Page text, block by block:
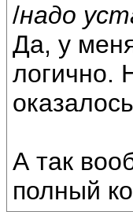
/надо
Да, у
логично.
А так
полный